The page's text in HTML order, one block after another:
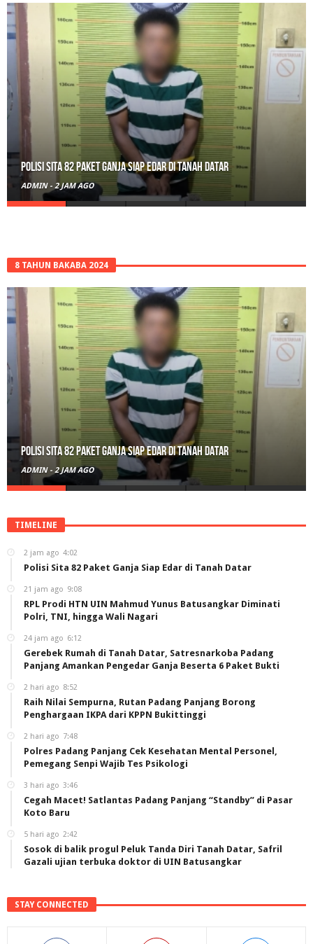
RPL Prodi HTN UIN Mahmud Yunus Batusangkar Diminati Polri, TNI,
hingga Wali Nagari
ADMIN - 21 JAM AGO
8 TAHUN BAKABA 2024
RPL Prodi HTN UIN Mahmud Yunus Batusangkar Diminati Polri, TNI,
hingga Wali Nagari
ADMIN - 21 JAM AGO
TIMELINE
2 jam ago 4:02
Polisi Sita 82 Paket Ganja Siap Edar di Tanah Datar
21 jam ago 9:08
RPL Prodi HTN UIN Mahmud Yunus Batusangkar Diminati
Polri, TNI, hingga Wali Nagari
24 jam ago 6:12
Gerebek Rumah di Tanah Datar, Satresnarkoba Padang
Panjang Amankan Pengedar Ganja Beserta 6 Paket Bukti
2 hari ago 8:52
Raih Nilai Sempurna, Rutan Padang Panjang Borong
Penghargaan IKPA dari KPPN Bukittinggi
2 hari ago 7:48
Polres Padang Panjang Cek Kesehatan Mental Personel,
Pemegang Senpi Wajib Tes Psikologi
3 hari ago 3:46
Cegah Macet! Satlantas Padang Panjang “Standby” di Pasar
Koto Baru
5 hari ago 2:42
Sosok di balik progul Peluk Tanda Diri Tanah Datar, Safril
Gazali ujian terbuka doktor di UIN Batusangkar
STAY CONNECTED